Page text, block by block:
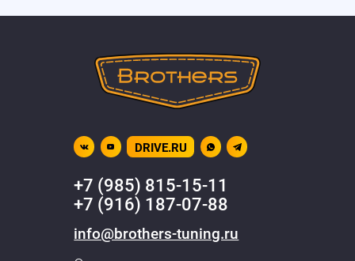
DRIVE.RU
+7 (985) 815-15-11
+7 (916) 187-07-88
info@brothers-tuning.ru